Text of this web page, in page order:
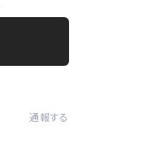
通報する